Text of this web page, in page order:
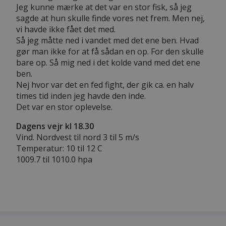
Jeg kunne mærke at det var en stor fisk, så jeg
sagde at hun skulle finde vores net frem. Men nej,
vi havde ikke fået det med.
Så jeg måtte ned i vandet med det ene ben. Hvad
gør man ikke for at få sådan en op. For den skulle
bare op. Så mig ned i det kolde vand med det ene
ben.
Nej hvor var det en fed fight, der gik ca. en halv
times tid inden jeg havde den inde.
Det var en stor oplevelse.
Dagens vejr kl 18.30
Vind. Nordvest til nord 3 til 5 m/s
Temperatur: 10 til 12 C
1009.7 til 1010.0 hpa